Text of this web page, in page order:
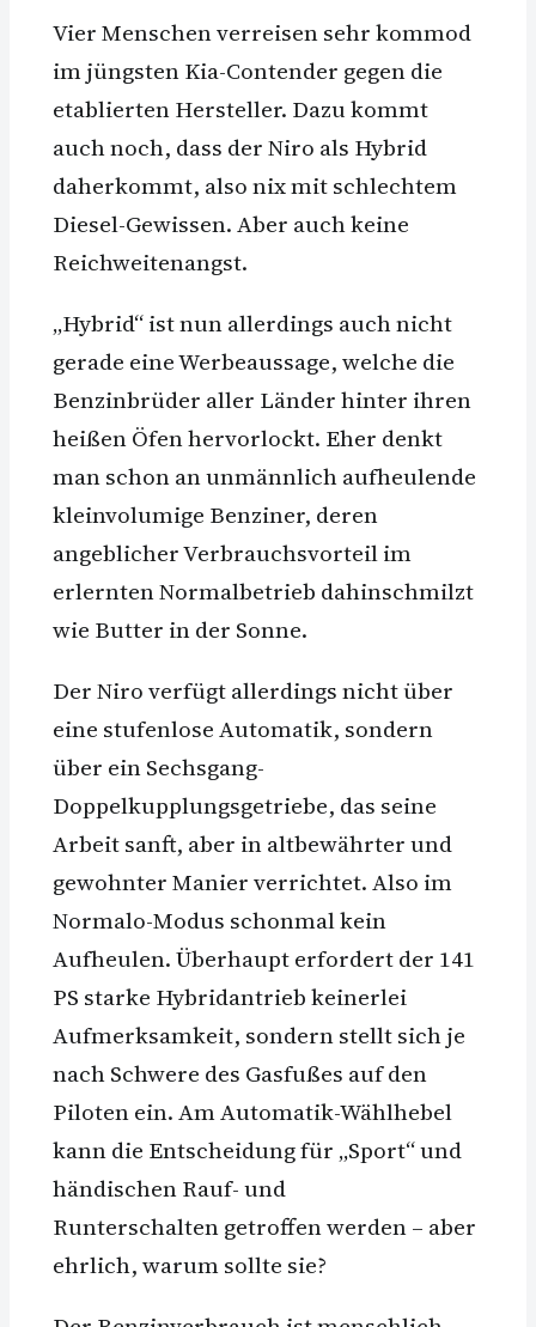
Vier Menschen verreisen sehr kommod
im jüngsten Kia-Contender gegen die
etablierten Hersteller. Dazu kommt
auch noch, dass der Niro als Hybrid
daherkommt, also nix mit schlechtem
Diesel-Gewissen. Aber auch keine
Reichweitenangst.
„Hybrid“ ist nun allerdings auch nicht
gerade eine Werbeaussage, welche die
Benzinbrüder aller Länder hinter ihren
heißen Öfen hervorlockt. Eher denkt
man schon an unmännlich aufheulende
kleinvolumige Benziner, deren
angeblicher Verbrauchsvorteil im
erlernten Normalbetrieb dahinschmilzt
wie Butter in der Sonne.
Der Niro verfügt allerdings nicht über
eine stufenlose Automatik, sondern
über ein Sechsgang-
Doppelkupplungsgetriebe, das seine
Arbeit sanft, aber in altbewährter und
gewohnter Manier verrichtet. Also im
Normalo-Modus schonmal kein
Aufheulen. Überhaupt erfordert der 141
PS starke Hybridantrieb keinerlei
Aufmerksamkeit, sondern stellt sich je
nach Schwere des Gasfußes auf den
Piloten ein. Am Automatik-Wählhebel
kann die Entscheidung für „Sport“ und
händischen Rauf- und
Runterschalten getroffen werden – aber
ehrlich, warum sollte sie?